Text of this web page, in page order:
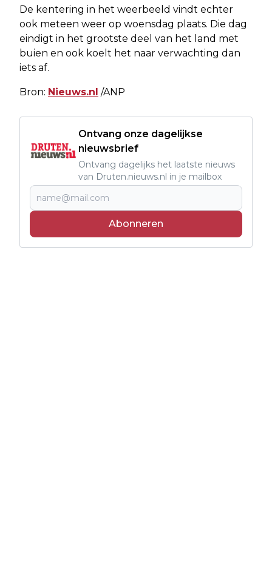
De kentering in het weerbeeld vindt echter
ook meteen weer op woensdag plaats. Die dag
eindigt in het grootste deel van het land met
buien en ook koelt het naar verwachting dan
iets af.
Bron: Nieuws.nl /ANP
Ontvang onze dagelijkse
nieuwsbrief
Ontvang dagelijks het laatste nieuws
van Druten.nieuws.nl in je mailbox
Abonneren